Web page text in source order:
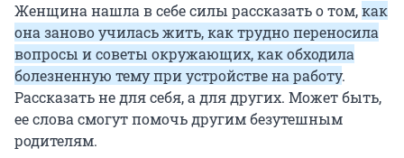
Женщина нашла в себе силы рассказать о том,как
она заново училась жить, как трудно переносила
вопросы и советы окружающих, как обходила
болезненную тему при устройстве на работу.
Рассказать не для себя, а для других. Может быть,
ее слова смогут помочь другим безутешным
родителям.